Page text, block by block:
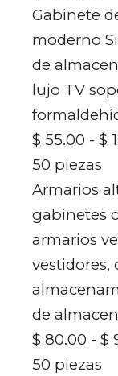
Gabinete
moderno
de
lujo TV
$ 55.00 - $
50 piezas
Armarios
gabinetes
armarios
vestidores,
de
$ 80.00 - $
50 piezas